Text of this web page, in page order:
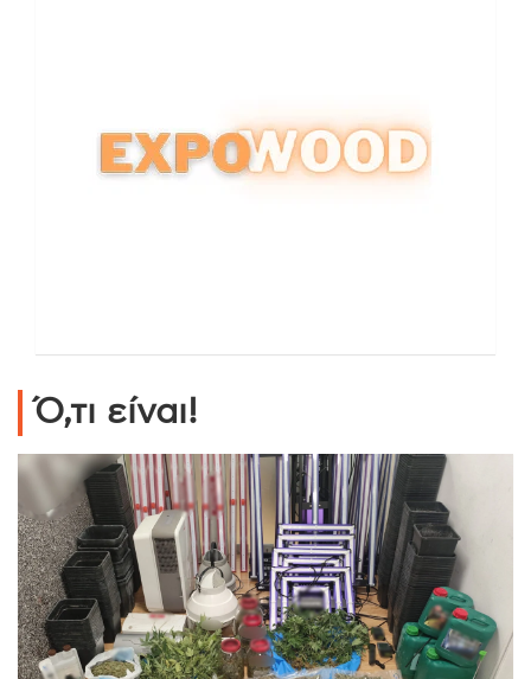
Ό,τι είναι!